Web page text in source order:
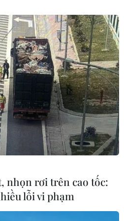
tăng mạnh
dọa "huyết
yêu cầu
nhọn rơi trên cao tốc:
lỗi vi phạm